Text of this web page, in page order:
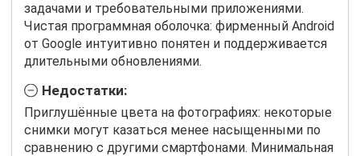
задачами и требовательными приложениями.
Чистая программная оболочка: фирменный Android
от Google интуитивно понятен и поддерживается
длительными обновлениями.
Недостатки:
Приглушённые цвета на фотографиях: некоторые
снимки могут казаться менее насыщенными по
сравнению с другими смартфонами. Минимальная